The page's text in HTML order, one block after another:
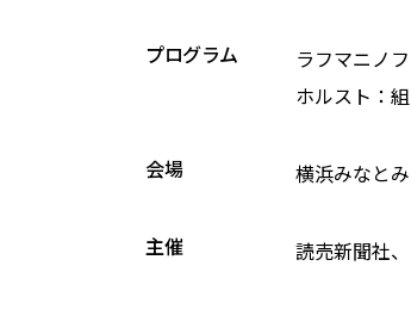
プログラム
ラフマニノ
ホルスト：組
会場 横浜みなと
主催 読売新聞社